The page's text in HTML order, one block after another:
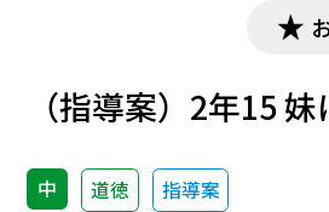
（指導案）2年15 妹
中 道徳 指導案